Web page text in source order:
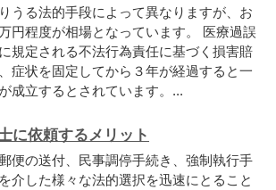
うる法的手段によって異なりますが、お
円程度が相場となっています。 医療過誤
規定される不法行為責任に基づく損害賠
症状を固定してから３年が経過すると一
成立するとされています。...
に依頼するメリット
便の送付、民事調停手続き、強制執行手
介した様々な法的選択を迅速にとること